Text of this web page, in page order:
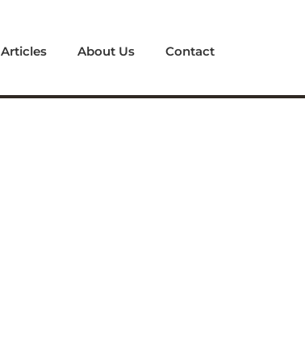
Articles About Us Contact